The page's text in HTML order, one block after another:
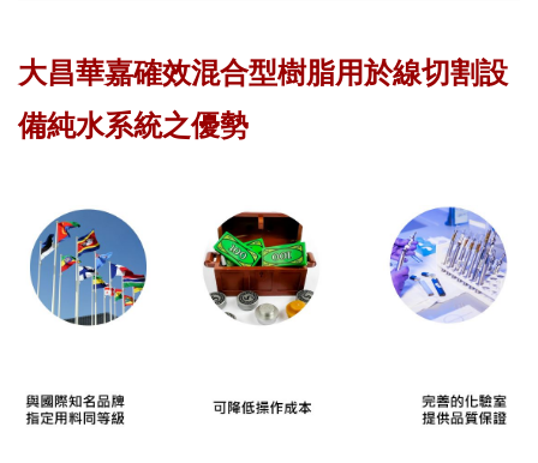
大昌華嘉確效混合型樹脂用於線切割設
備純水系統之優勢